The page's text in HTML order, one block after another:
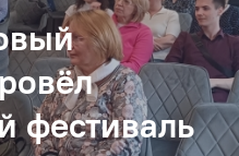
фестиваль